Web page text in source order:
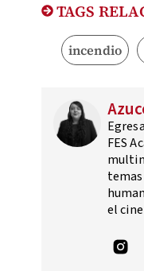
TAGS
incendio
FES
el